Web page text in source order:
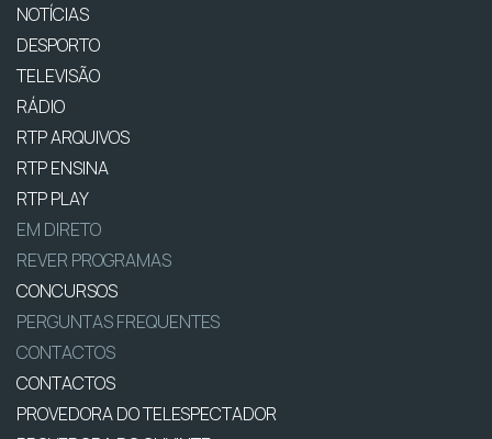
NOTÍCIAS
DESPORTO
TELEVISÃO
RÁDIO
RTP ARQUIVOS
RTP ENSINA
RTP PLAY
EM DIRETO
REVER PROGRAMAS
CONCURSOS
PERGUNTAS FREQUENTES
CONTACTOS
CONTACTOS
PROVEDORA DO TELESPECTADOR